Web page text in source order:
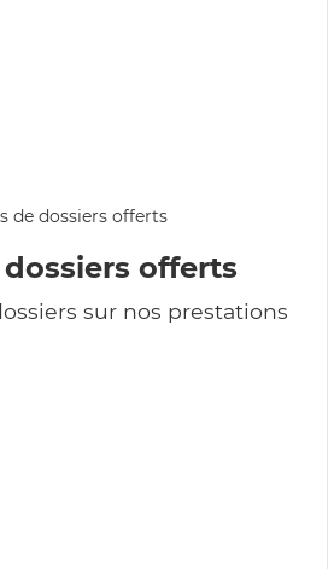
dossiers offerts
sur nos prestations